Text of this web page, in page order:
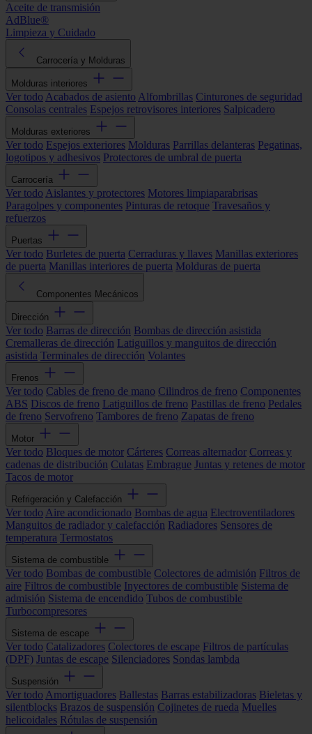
Aceite de transmisión
AdBlue®
Limpieza y Cuidado
Carrocería y Molduras
Molduras interiores
Ver todo Acabados de asiento Alfombrillas Cinturones de seguridad
Consolas centrales Espejos retrovisores interiores Salpicadero
Molduras exteriores
Ver todo Espejos exteriores Molduras Parrillas delanteras Pegatinas,
logotipos y adhesivos Protectores de umbral de puerta
Carrocería
Ver todo Aislantes y protectores Motores limpiaparabrisas
Paragolpes y componentes Pinturas de retoque Travesaños y
refuerzos
Puertas
Ver todo Burletes de puerta Cerraduras y llaves Manillas exteriores
de puerta Manillas interiores de puerta Molduras de puerta
Componentes Mecánicos
Dirección
Ver todo Barras de dirección Bombas de dirección asistida
Cremalleras de dirección Latiguillos y manguitos de dirección
asistida Terminales de dirección Volantes
Frenos
Ver todo Cables de freno de mano Cilindros de freno Componentes
ABS Discos de freno Latiguillos de freno Pastillas de freno Pedales
de freno Servofreno Tambores de freno Zapatas de freno
Motor
Ver todo Bloques de motor Cárteres Correas alternador Correas y
cadenas de distribución Culatas Embrague Juntas y retenes de motor
Tacos de motor
Refrigeración y Calefacción
Ver todo Aire acondicionado Bombas de agua Electroventiladores
Manguitos de radiador y calefacción Radiadores Sensores de
temperatura Termostatos
Sistema de combustible
Ver todo Bombas de combustible Colectores de admisión Filtros de
aire Filtros de combustible Inyectores de combustible Sistema de
admisión Sistema de encendido Tubos de combustible
Turbocompresores
Sistema de escape
Ver todo Catalizadores Colectores de escape Filtros de partículas
(DPF) Juntas de escape Silenciadores Sondas lambda
Suspensión
Ver todo Amortiguadores Ballestas Barras estabilizadoras Bieletas y
silentblocks Brazos de suspensión Cojinetes de rueda Muelles
helicoidales Rótulas de suspensión